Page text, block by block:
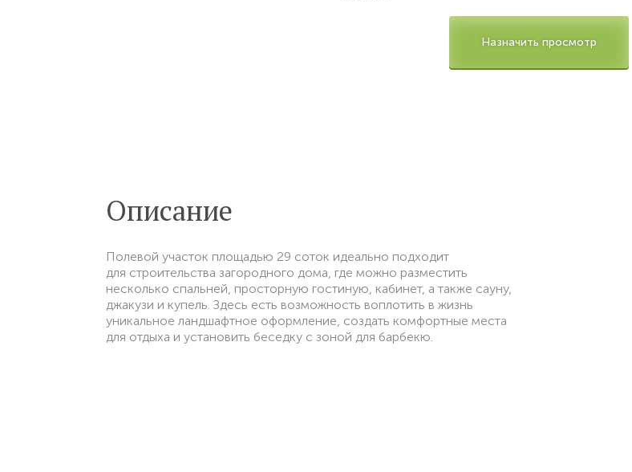
Назначить просмотр
Описание
Полевой участок площадью 29 соток идеально подходит
для строительства загородного дома, где можно разместить
несколько спальней, просторную гостиную, кабинет, а также сауну,
джакузи и купель. Здесь есть возможность воплотить в жизнь
уникальное ландшафтное оформление, создать комфортные места
для отдыха и установить беседку с зоной для барбекю.